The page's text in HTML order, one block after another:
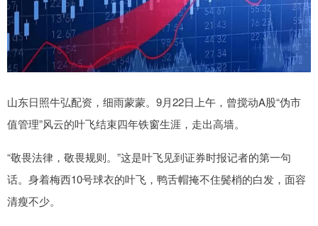
山东日照牛弘配资，细雨蒙蒙。9月22日上午，曾搅动A股“伪市
值管理”风云的叶飞结束四年铁窗生涯，走出高墙。
“敬畏法律，敬畏规则。”这是叶飞见到证券时报记者的第一句
话。身着梅西10号球衣的叶飞，鸭舌帽掩不住鬓梢的白发，面容
清瘦不少。